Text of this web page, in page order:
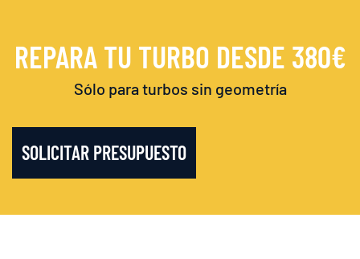
REPARA TU TURBO DESDE 380€
Sólo para turbos sin geometría
SOLICITAR PRESUPUESTO